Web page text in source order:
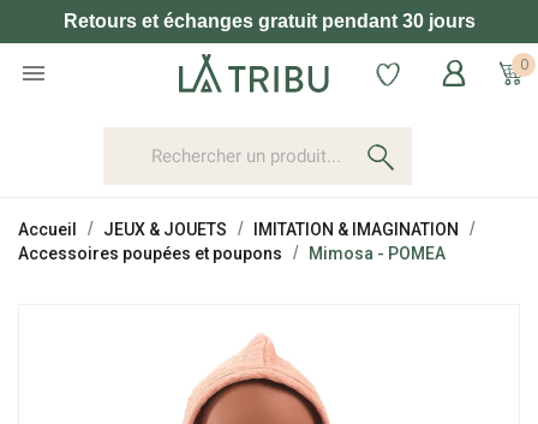
Retours et échanges gratuit pendant 30 jours
 0
Accueil JEUX & JOUETS
IMITATION & IMAGINATION
Accessoires poupées et poupons
Mimosa - POMEA